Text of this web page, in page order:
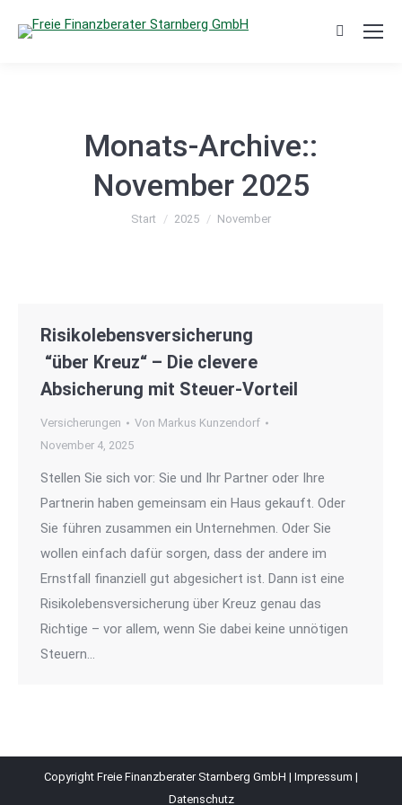
Search:
Monats-Archive::
November 2025
Sie befinden sich hier:
Start 2025 November
Risikolebensversicherung
“über Kreuz“ – Die clevere
Absicherung mit Steuer‑Vorteil
Versicherungen Von Markus Kunzendorf
November 4, 2025
Stellen Sie sich vor: Sie und Ihr Partner oder Ihre
Partnerin haben gemeinsam ein Haus gekauft. Oder
Sie führen zusammen ein Unternehmen. Oder Sie
wollen einfach dafür sorgen, dass der andere im
Ernstfall finanziell gut abgesichert ist. Dann ist eine
Risikolebensversicherung über Kreuz genau das
Richtige – vor allem, wenn Sie dabei keine unnötigen
Steuern…
Copyright Freie Finanzberater Starnberg GmbH | Impressum |
Datenschutz